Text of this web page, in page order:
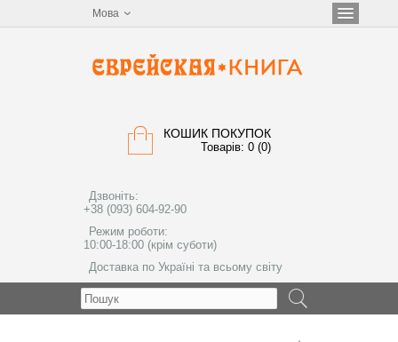
Мова
КОШИК ПОКУПОК
Товарів: 0 (0)
Дзвоніть:
+38 (093) 604-92-90
Режим роботи:
10:00-18:00 (крім суботи)
Доставка по Україні та всьому світу